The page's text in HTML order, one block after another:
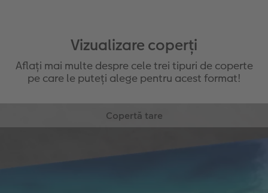
Vizualizare coperți
Aflați mai multe despre cele trei tipuri de coperte
pe care le puteți alege pentru acest format!